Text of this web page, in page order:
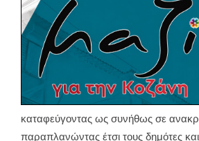
καταφεύγοντας ως συνήθως σε
παραπλανώντας έτσι τους δημότες